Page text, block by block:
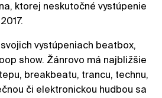
ktorej neskutočné vystúpenie
vystúpeniach beatbox,
show. Žánrovo má najbližšie
breakbeatu, trancu, technu,
či elektronickou hudbou sa